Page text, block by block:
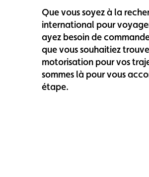
Que vous soyez à la
international pour
ayez besoin de
que vous souhaitiez
motorisation pour vos
sommes là pour vous
étape.